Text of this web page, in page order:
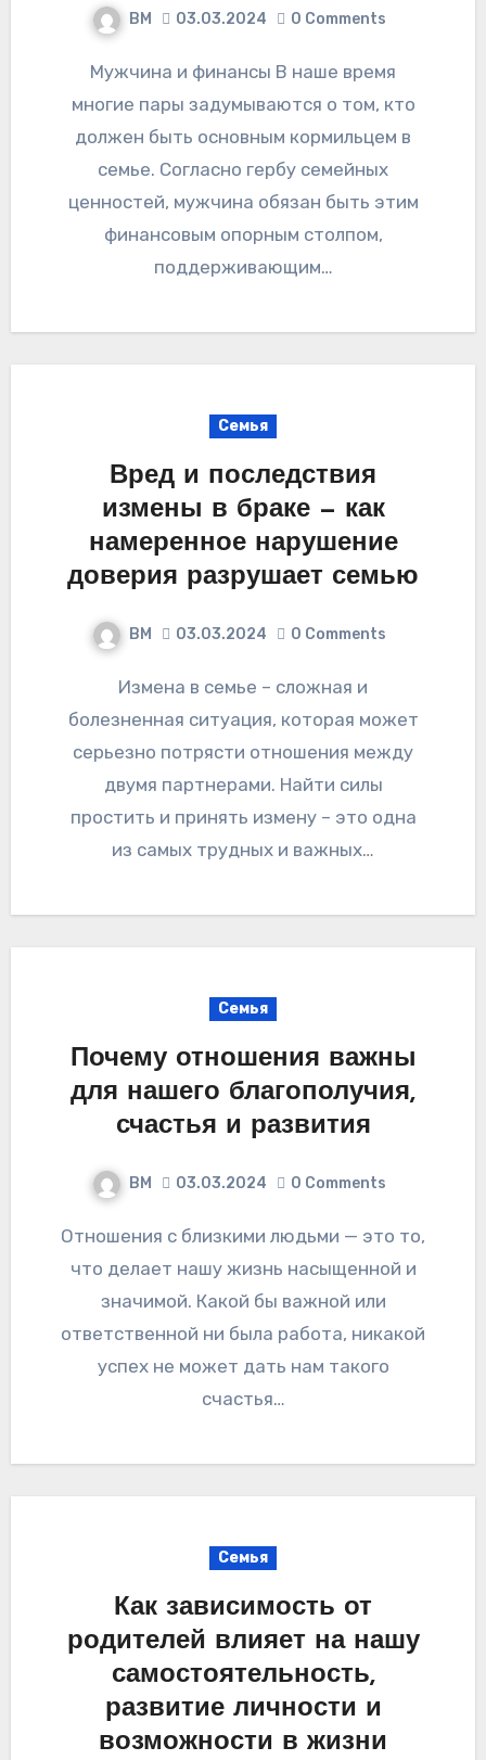
ВМ 03.03.2024 0 Comments
Мужчина и финансы В наше время
многие пары задумываются о том, кто
должен быть основным кормильцем в
семье. Согласно гербу семейных
ценностей, мужчина обязан быть этим
финансовым опорным столпом,
поддерживающим…
Семья
Вред и последствия
измены в браке — как
намеренное нарушение
доверия разрушает семью
ВМ 03.03.2024 0 Comments
Измена в семье – сложная и
болезненная ситуация, которая может
серьезно потрясти отношения между
двумя партнерами. Найти силы
простить и принять измену – это одна
из самых трудных и важных…
Семья
Почему отношения важны
для нашего благополучия,
счастья и развития
ВМ 03.03.2024 0 Comments
Отношения с близкими людьми — это то,
что делает нашу жизнь насыщенной и
значимой. Какой бы важной или
ответственной ни была работа, никакой
успех не может дать нам такого
счастья…
Семья
Как зависимость от
родителей влияет на нашу
самостоятельность,
развитие личности и
возможности в жизни